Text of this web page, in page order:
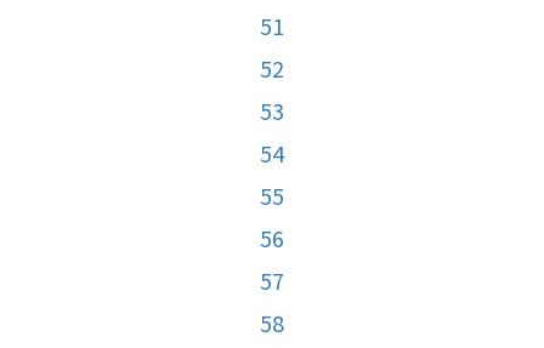
51
52
53
54
55
56
57
58